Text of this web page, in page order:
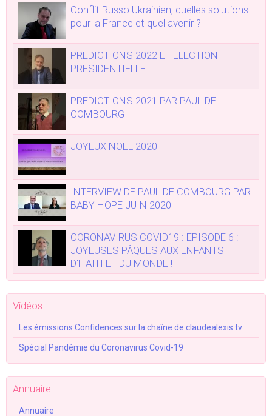
Conflit Russo Ukrainien, quelles solutions
pour la France et quel avenir ?
PREDICTIONS 2022 ET ELECTION
PRESIDENTIELLE
PREDICTIONS 2021 PAR PAUL DE
COMBOURG
JOYEUX NOEL 2020
INTERVIEW DE PAUL DE COMBOURG PAR
BABY HOPE JUIN 2020
CORONAVIRUS COVID19 : EPISODE 6 :
JOYEUSES PÂQUES AUX ENFANTS
D'HAÏTI ET DU MONDE !
Vidéos
Les émissions Confidences sur la chaîne de claudealexis.tv
Spécial Pandémie du Coronavirus Covid-19
Annuaire
Annuaire